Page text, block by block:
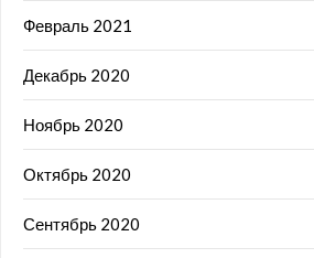
Февраль 2021
Декабрь 2020
Ноябрь 2020
Октябрь 2020
Сентябрь 2020